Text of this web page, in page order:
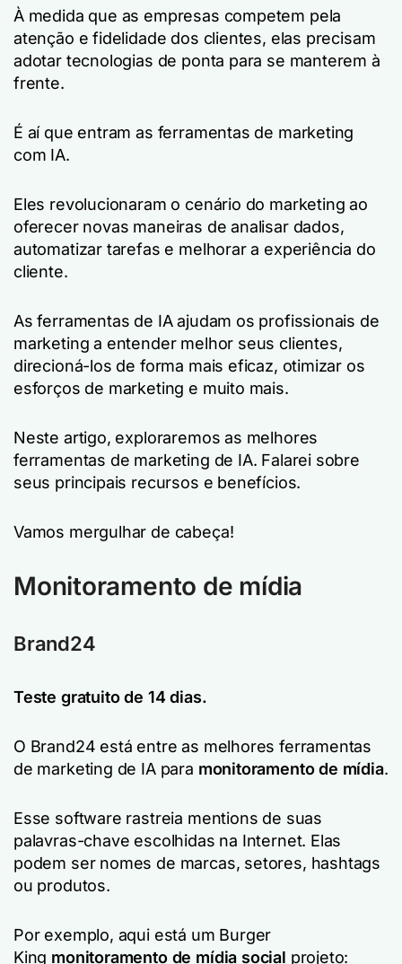
À medida que as empresas competem pela
atenção e fidelidade dos clientes, elas precisam
adotar tecnologias de ponta para se manterem à
frente.
É aí que entram as ferramentas de marketing
com IA.
Eles revolucionaram o cenário do marketing ao
oferecer novas maneiras de analisar dados,
automatizar tarefas e melhorar a experiência do
cliente.
As ferramentas de IA ajudam os profissionais de
marketing a entender melhor seus clientes,
direcioná-los de forma mais eficaz, otimizar os
esforços de marketing e muito mais.
Neste artigo, exploraremos as melhores
ferramentas de marketing de IA. Falarei sobre
seus principais recursos e benefícios.
Vamos mergulhar de cabeça!
Monitoramento de mídia
Brand24
Teste gratuito de 14 dias.
O Brand24 está entre as melhores ferramentas
de marketing de IA para monitoramento de mídia.
Esse software rastreia mentions de suas
palavras-chave escolhidas na Internet. Elas
podem ser nomes de marcas, setores, hashtags
ou produtos.
Por exemplo, aqui está um Burger
King monitoramento de mídia social projeto: